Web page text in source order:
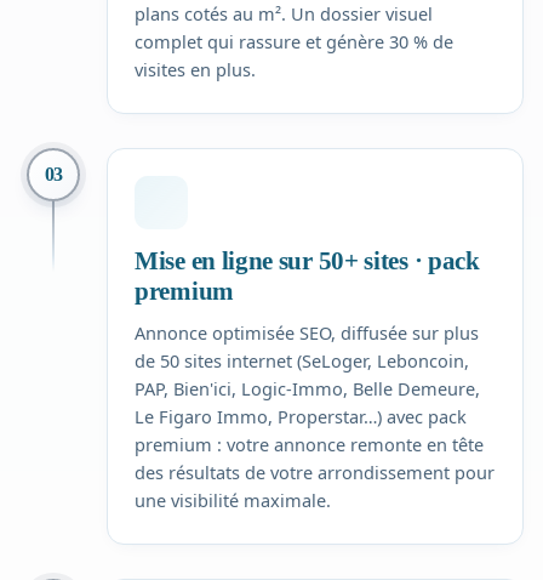
plans cotés au m². Un dossier visuel
complet qui rassure et génère 30 % de
visites en plus.
03
Mise en ligne sur 50+ sites · pack
premium
Annonce optimisée SEO, diffusée sur plus
de 50 sites internet (SeLoger, Leboncoin,
PAP, Bien'ici, Logic-Immo, Belle Demeure,
Le Figaro Immo, Properstar…) avec pack
premium : votre annonce remonte en tête
des résultats de votre arrondissement pour
une visibilité maximale.